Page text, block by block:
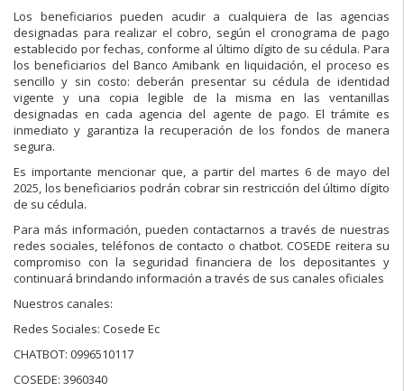
Los beneficiarios pueden acudir a cualquiera de las agencias
designadas para realizar el cobro, según el cronograma de pago
establecido por fechas, conforme al último dígito de su cédula. Para
los beneficiarios del Banco Amibank en liquidación, el proceso es
sencillo y sin costo: deberán presentar su cédula de identidad
vigente y una copia legible de la misma en las ventanillas
designadas en cada agencia del agente de pago. El trámite es
inmediato y garantiza la recuperación de los fondos de manera
segura.
Es importante mencionar que, a partir del martes 6 de mayo del
2025, los beneficiarios podrán cobrar sin restricción del último dígito
de su cédula.
Para más información, pueden contactarnos a través de nuestras
redes sociales, teléfonos de contacto o chatbot. COSEDE reitera su
compromiso con la seguridad financiera de los depositantes y
continuará brindando información a través de sus canales oficiales
Nuestros canales:
Redes Sociales: Cosede Ec
CHATBOT: 0996510117
COSEDE: 3960340